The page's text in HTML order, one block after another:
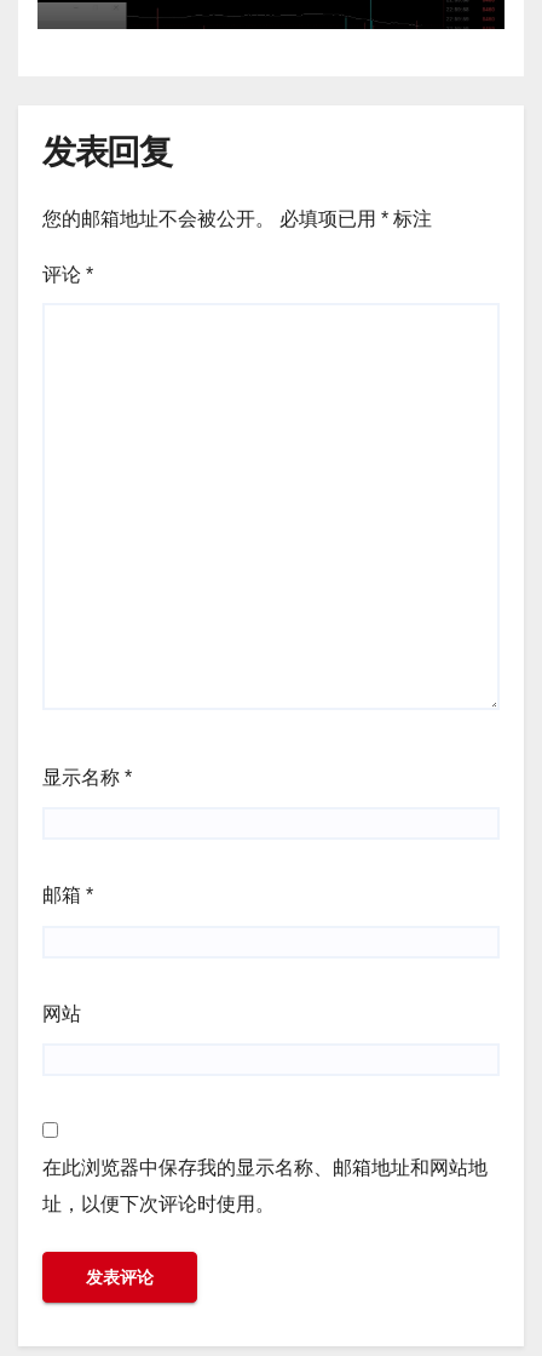
发表回复
您的邮箱地址不会被公开。 必填项已用 * 标注
评论 *
显示名称 *
邮箱 *
网站
在此浏览器中保存我的显示名称、邮箱地址和网站地
址，以便下次评论时使用。